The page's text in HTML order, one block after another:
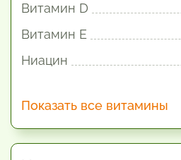
Витамин D
Витамин E
Ниацин
Показать все витамины